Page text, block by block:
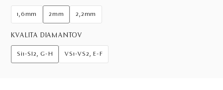
1,6mm 2mm 2,2mm
KVALITA DIAMANTOV
Si1-SI2, G-H VS1-VS2, E-F